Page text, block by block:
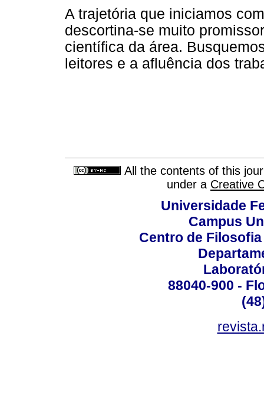
A trajetória que iniciamos
descortina-se muito
científica da área.
leitores e a afluência dos
All the contents of this
under a Creative
Universidade
Campus
Centro de
88040-900 -